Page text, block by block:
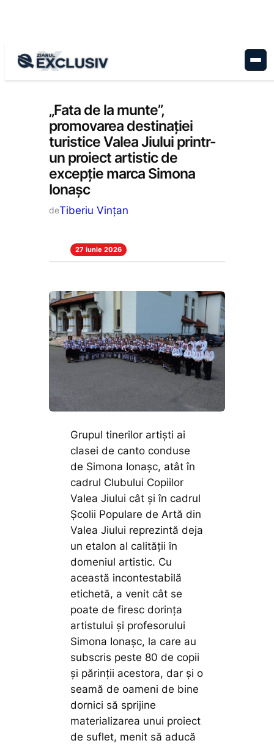
Cultură, Educație
„Fata de la munte”,
promovarea destinației
turistice Valea Jiului printr-
un proiect artistic de
excepție marca Simona
Ionașc
deTiberiu Vințan
27 iunie 2026
Grupul tinerilor artiști ai
clasei de canto conduse
de Simona Ionașc, atât în
cadrul Clubului Copiilor
Valea Jiului cât și în cadrul
Școlii Populare de Artă din
Valea Jiului reprezintă deja
un etalon al calității în
domeniul artistic. Cu
această incontestabilă
etichetă, a venit cât se
poate de firesc dorința
artistului și profesorului
Simona Ionașc, la care au
subscris peste 80 de copii
și părinții acestora, dar și o
seamă de oameni de bine
dornici să sprijine
materializarea unui proiect
de suflet, menit să aducă